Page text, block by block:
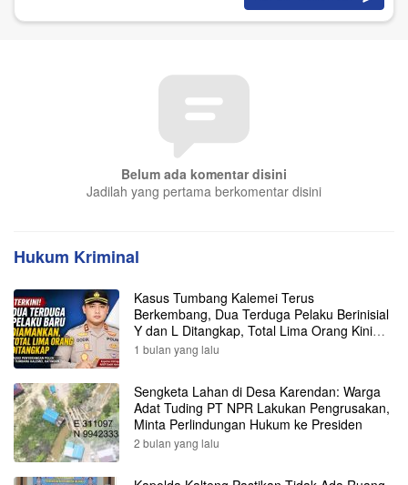
Belum ada komentar disini
Jadilah yang pertama berkomentar disini
Hukum Kriminal
Kasus Tumbang Kalemei Terus
Berkembang, Dua Terduga Pelaku Berinisial
Y dan L Ditangkap, Total Lima Orang Kini
Diamankan Polisi
1 bulan yang lalu
Sengketa Lahan di Desa Karendan: Warga
Adat Tuding PT NPR Lakukan Pengrusakan,
Minta Perlindungan Hukum ke Presiden
2 bulan yang lalu